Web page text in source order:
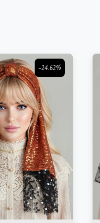
-24.62%